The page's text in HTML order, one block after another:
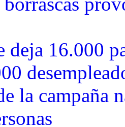
deja 16.000
la campaña